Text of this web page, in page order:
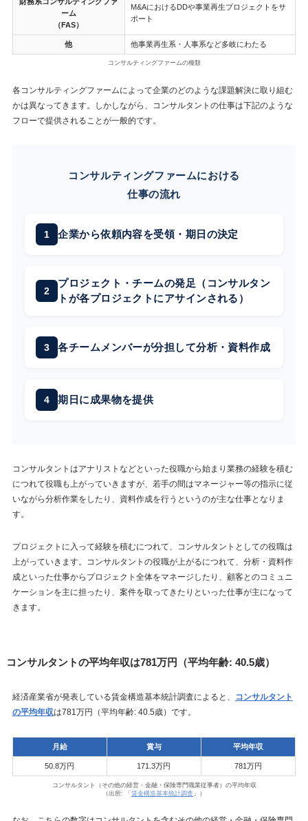
ーム
（FAS）
M&AにおけるDDや事業再生プロジェクトをサ
ポート
他 他事業再生系・人事系など多岐にわたる
コンサルティングファームの種類
各コンサルティングファームによって企業のどのような課題解決に取り組む
かは異なってきます。しかしながら、コンサルタントの仕事は下記のような
フローで提供されることが一般的です。
コンサルティングファームにおける
仕事の流れ
企業から依頼内容を受領・期日の決定
プロジェクト・チームの発足（コンサルタン
トが各プロジェクトにアサインされる）
各チームメンバーが分担して分析・資料作成
期日に成果物を提供
コンサルタントはアナリストなどといった役職から始まり業務の経験を積む
につれて役職も上がっていきますが、若手の間はマネージャー等の指示に従
いながら分析作業をしたり、資料作成を行うというのが主な仕事となりま
す。
プロジェクトに入って経験を積むにつれて、コンサルタントとしての役職は
上がっていきます。コンサルタントの役職が上がるにつれて、分析・資料作
成といった仕事からプロジェクト全体をマネージしたり、顧客とのコミュニ
ケーションを主に担ったり、案件を取ってきたりといった仕事が主になって
きます。
コンサルタントの平均年収は781万円（平均年齢: 40.5歳）
経済産業省が発表している賃金構造基本統計調査によると、 コンサルタント
の平均年収は781万円（平均年齢: 40.5歳）です。
月給 賞与 平均年収
50.8万円 171.3万円 781万円
コンサルタント（その他の経営・金融・保険専門職業従事者）の平均年収
（出所: 「 賃金構造基本統計調査 」）